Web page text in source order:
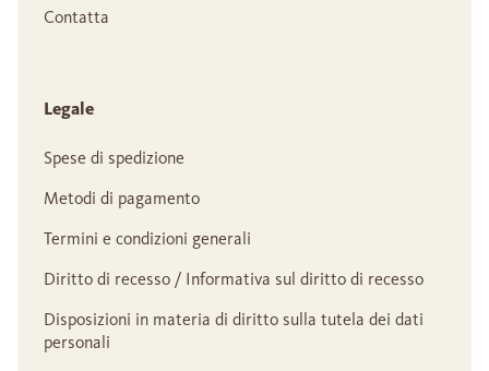
Contatta
Legale
Spese di spedizione
Metodi di pagamento
Termini e condizioni generali
Diritto di recesso / Informativa sul diritto di recesso
Disposizioni in materia di diritto sulla tutela dei dati
personali